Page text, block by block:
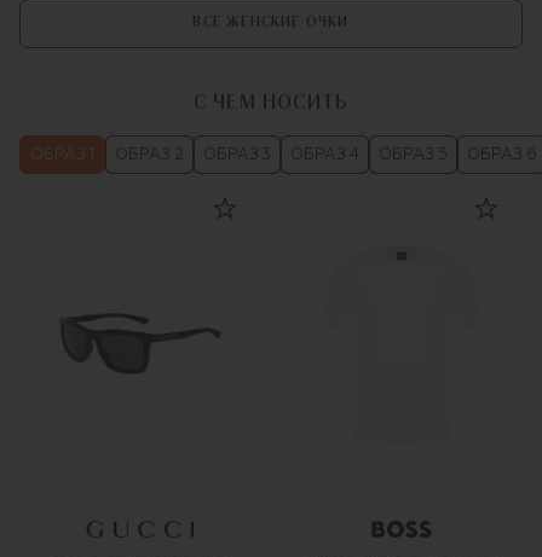
ВСЕ ЖЕНСКИЕ ОЧКИ
С ЧЕМ НОСИТЬ
ОБРАЗ 1 ОБРАЗ 2 ОБРАЗ 3 ОБРАЗ 4 ОБРАЗ 5 ОБРАЗ 6